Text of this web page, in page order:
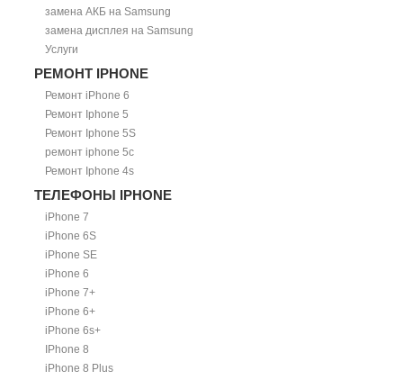
замена АКБ на Samsung
замена дисплея на Samsung
Услуги
РЕМОНТ IPHONE
Ремонт iPhone 6
Ремонт Iphone 5
Ремонт Iphone 5S
ремонт iphone 5c
Ремонт Iphone 4s
ТЕЛЕФОНЫ IPHONE
iPhone 7
iPhone 6S
iPhone SE
iPhone 6
iPhone 7+
iPhone 6+
iPhone 6s+
IPhone 8
iPhone 8 Plus